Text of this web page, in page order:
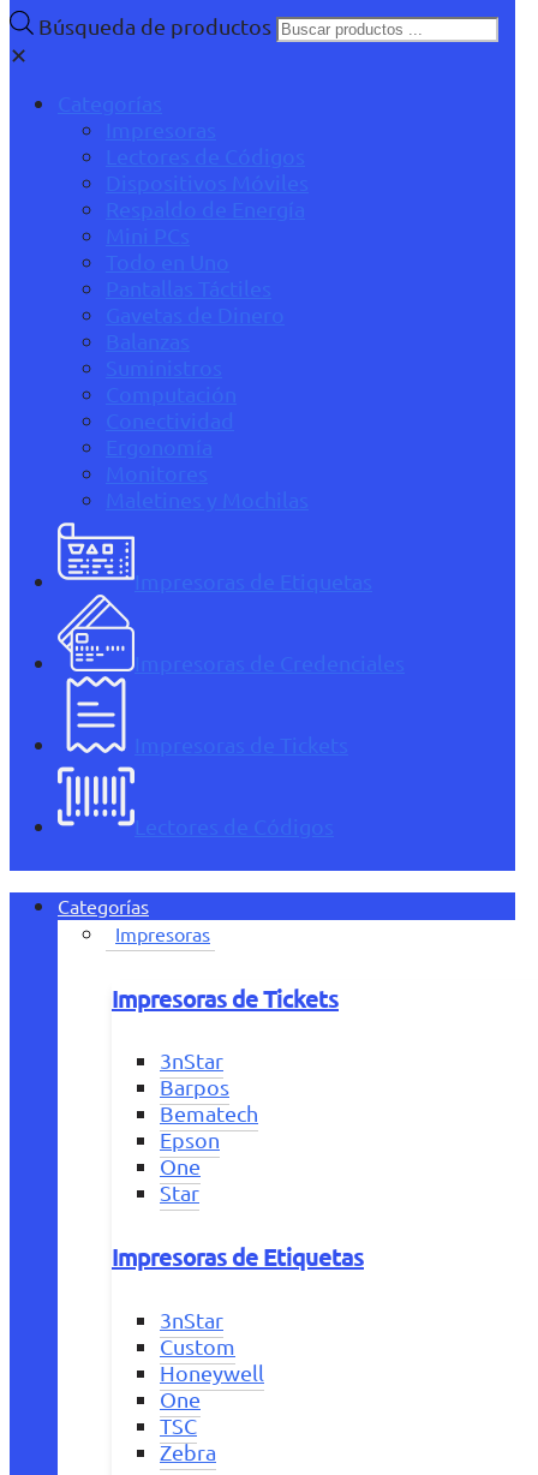
Búsqueda de productos
✕
Categorías
Impresoras
Lectores de Códigos
Dispositivos Móviles
Respaldo de Energía
Mini PCs
Todo en Uno
Pantallas Táctiles
Gavetas de Dinero
Balanzas
Suministros
Computación
Conectividad
Ergonomía
Monitores
Maletines y Mochilas
Impresoras de Etiquetas
Impresoras de Credenciales
Impresoras de Tickets
Lectores de Códigos
Categorías
Impresoras
Impresoras de Tickets
3nStar
Barpos
Bematech
Epson
One
Star
Impresoras de Etiquetas
3nStar
Custom
Honeywell
One
TSC
Zebra